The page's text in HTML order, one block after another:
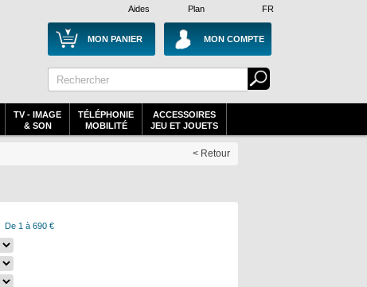
Plan
Aides FR
MON PANIER MON COMPTE
TV - IMAGE
& SON
TÉLÉPHONIE
MOBILITÉ
ACCESSOIRES
JEU ET JOUETS
< Retour
De 1 à 690 €